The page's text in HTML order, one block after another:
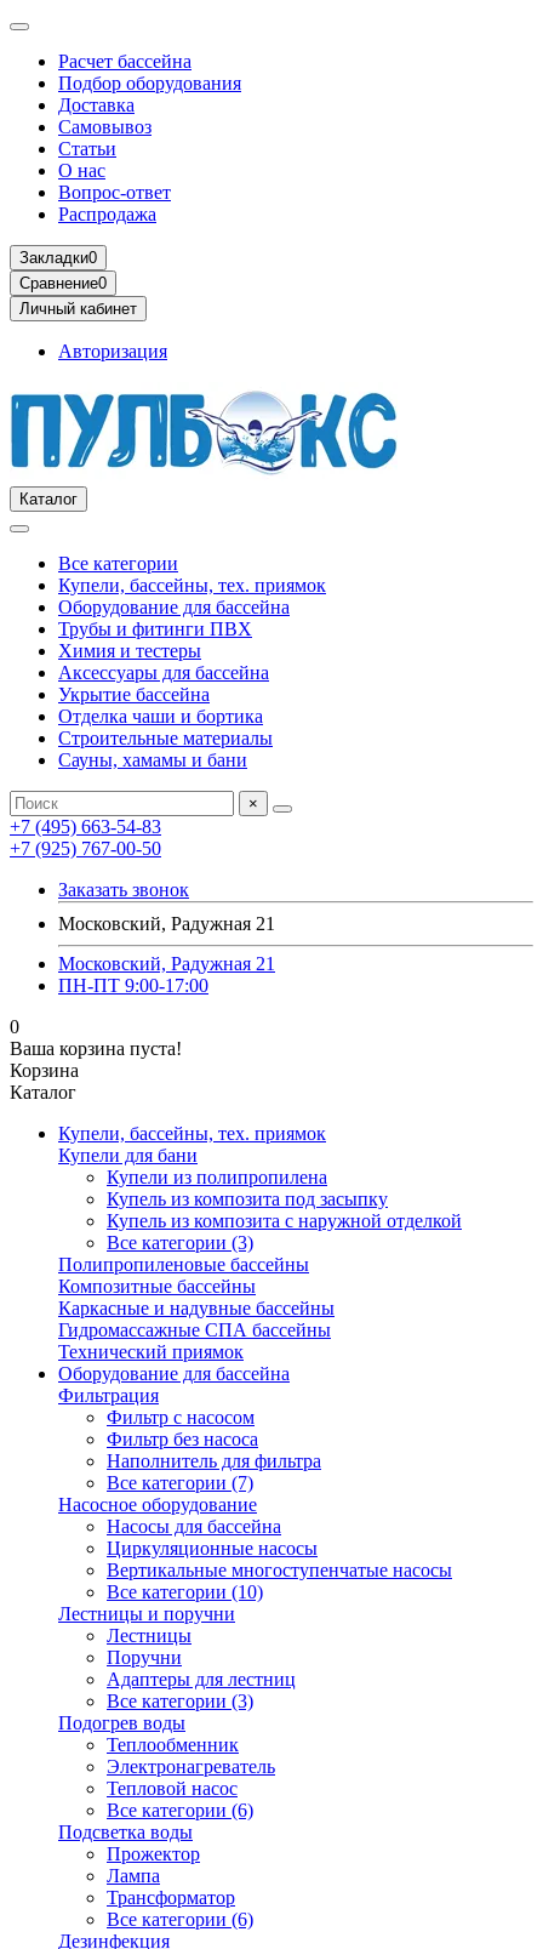
Расчет бассейна
Подбор оборудования
Доставка
Самовывоз
Статьи
О нас
Вопрос-ответ
Распродажа
Закладки0
Сравнение0
Личный кабинет
Авторизация
Каталог
Все категории
Купели, бассейны, тех. приямок
Оборудование для бассейна
Трубы и фитинги ПВХ
Химия и тестеры
Аксессуары для бассейна
Укрытие бассейна
Отделка чаши и бортика
Строительные материалы
Сауны, хамамы и бани
×
+7 (495) 663-54-83
+7 (925) 767-00-50
Заказать звонок
Московский, Радужная 21
Московский, Радужная 21
ПН-ПТ 9:00-17:00
0
Ваша корзина пуста!
Корзина
Каталог
Купели, бассейны, тех. приямок
Купели для бани
Купели из полипропилена
Купель из композита под засыпку
Купель из композита с наружной отделкой
Все категории (3)
Полипропиленовые бассейны
Композитные бассейны
Каркасные и надувные бассейны
Гидромассажные СПА бассейны
Технический приямок
Оборудование для бассейна
Фильтрация
Фильтр с насосом
Фильтр без насоса
Наполнитель для фильтра
Все категории (7)
Насосное оборудование
Насосы для бассейна
Циркуляционные насосы
Вертикальные многоступенчатые насосы
Все категории (10)
Лестницы и поручни
Лестницы
Поручни
Адаптеры для лестниц
Все категории (3)
Подогрев воды
Теплообменник
Электронагреватель
Тепловой насос
Все категории (6)
Подсветка воды
Прожектор
Лампа
Трансформатор
Все категории (6)
Дезинфекция